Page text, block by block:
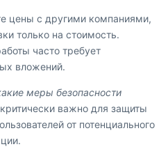
цены с другими компаниями,
только на стоимость.
часто требует
вложений.
меры безопасности
важно для защиты
от потенциального